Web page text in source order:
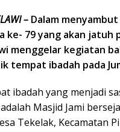
– Dalam
ke- 79 yang akan jatuh
menggelar kegiatan
tempat ibadah pada
ibadah yang menjadi
Masjid Jami
Tekelak, Kecamatan